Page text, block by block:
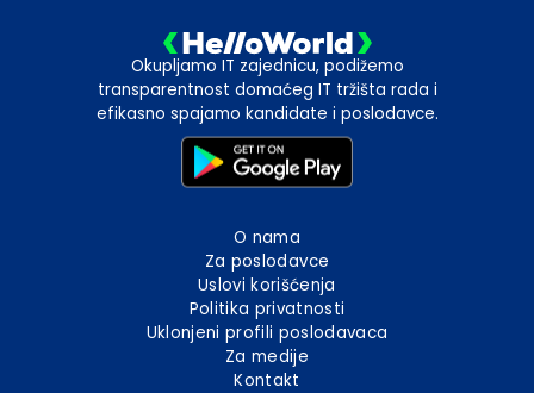
Okupljamo IT zajednicu, podižemo
transparentnost domaćeg IT tržišta rada i
efikasno spajamo kandidate i poslodavce.
O nama
Za poslodavce
Uslovi korišćenja
Politika privatnosti
Uklonjeni profili poslodavaca
Za medije
Kontakt